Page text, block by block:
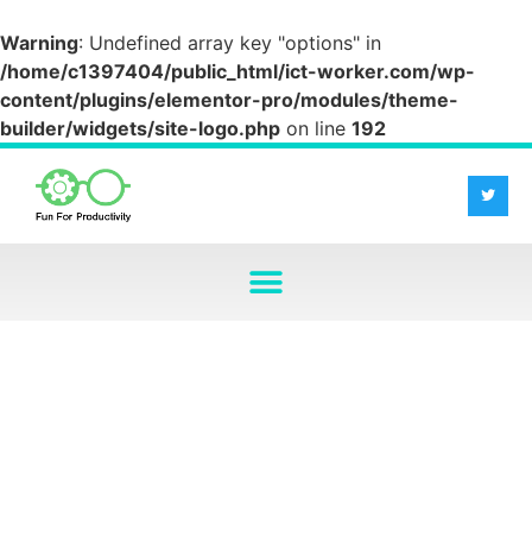
Warning: Undefined array key "options" in
/home/c1397404/public_html/ict-worker.com/wp-
content/plugins/elementor-pro/modules/theme-
builder/widgets/site-logo.php on line 192